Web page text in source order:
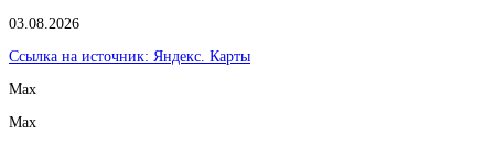
03.08.2026
Ссылка на источник: Яндекс. Карты
Max
Max